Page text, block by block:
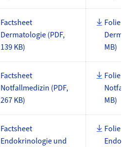
Factsheet
Dermatologie (PDF,
139 KB)
MB)
Factsheet
Notfallmedizin (PDF,
267 KB)
MB)
Factsheet
Endokrinologie und